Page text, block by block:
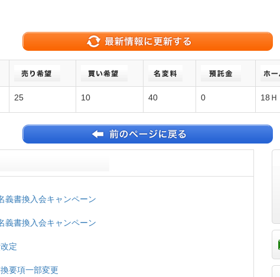
25 10 40 0 18Ｈ
書換入会キャンペーン
書換入会キャンペーン
定
要項一部変更